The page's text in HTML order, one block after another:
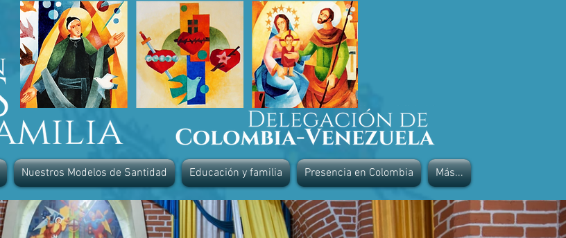
Nuestros Modelos de Santidad Educación y familia Presencia en Colombia Más...